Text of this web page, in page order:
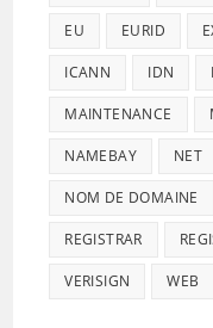
EU EURID
ICANN IDN
MAINTENANCE
NAMEBAY NET
NOM DE DOMAINE
REGISTRAR
VERISIGN WEB